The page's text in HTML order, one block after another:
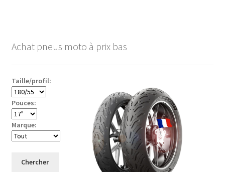
Achat pneus moto à prix bas
Taille/profil:
Pouces:
Marque:
Chercher